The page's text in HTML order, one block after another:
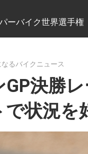
ーバイク世界選手権
るバイクニュース
決勝
で状況を